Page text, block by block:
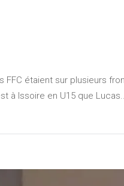
étaient sur plusieurs
à Issoire en U15 que